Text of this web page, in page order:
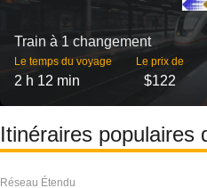
Train à 1 changement
Le temps du voyage
2 h 12 min
Le prix de
$122
Itinéraires populaires
Réseau Étendu